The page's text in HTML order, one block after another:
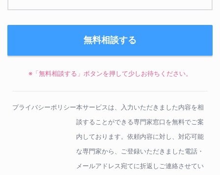
※「無料相談する」ボタンを押して少しお待ちください。
プライバシーポリシー本サービスは、入力いただきました内容を相
談することができる専門家窓口を無料でご案
内しております。依頼内容に対し、対応可能
な専門家から、ご登録いただきました電話・
メールアドレス宛てに折返しご連絡させてい